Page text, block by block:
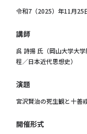
令和7（2025）年11月25
講師
呉 詩揚 氏（岡山大学大
程／日本近代思想史）
演題
宮沢賢治の死生観と十
開催形式